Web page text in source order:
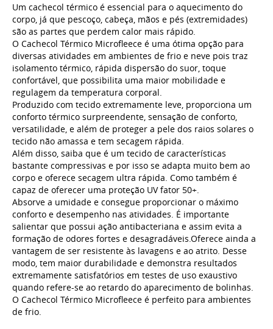
Um cachecol térmico é essencial para o aquecimento do
corpo, já que pescoço, cabeça, mãos e pés (extremidades)
são as partes que perdem calor mais rápido.
O Cachecol Térmico Microfleece é uma ótima opção para
diversas atividades em ambientes de frio e neve pois traz
isolamento térmico, rápida dispersão do suor, toque
confortável, que possibilita uma maior mobilidade e
regulagem da temperatura corporal.
Produzido com tecido extremamente leve, proporciona um
conforto térmico surpreendente, sensação de conforto,
versatilidade, e além de proteger a pele dos raios solares o
tecido não amassa e tem secagem rápida.
Além disso, saiba que é um tecido de características
bastante compressivas e por isso se adapta muito bem ao
corpo e oferece secagem ultra rápida. Como também é
capaz de oferecer uma proteção UV fator 50+.
Absorve a umidade e consegue proporcionar o máximo
conforto e desempenho nas atividades. É importante
salientar que possui ação antibacteriana e assim evita a
formação de odores fortes e desagradáveis.Oferece ainda a
vantagem de ser resistente às lavagens e ao atrito. Desse
modo, tem maior durabilidade e demonstra resultados
extremamente satisfatórios em testes de uso exaustivo
quando refere-se ao retardo do aparecimento de bolinhas.
O Cachecol Térmico Microfleece é perfeito para ambientes
de frio.